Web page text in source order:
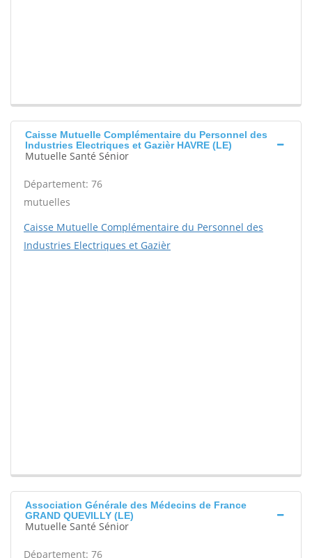
Caisse Mutuelle Complémentaire du Personnel des
Industries Electriques et Gazièr HAVRE (LE)
Mutuelle Santé Sénior
Département: 76
mutuelles
Caisse Mutuelle Complémentaire du Personnel des
Industries Electriques et Gazièr
Association Générale des Médecins de France
GRAND QUEVILLY (LE)
Mutuelle Santé Sénior
Département: 76